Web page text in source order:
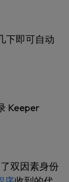
下即可自动
Keeper
双因素身份